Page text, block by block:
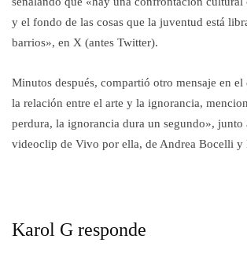
y el fondo de las cosas que la juventud está
barrios», en X (antes Twitter).
Minutos después, compartió otro mensaje en el
la relación entre el arte y la ignorancia,
perdura, la ignorancia dura un segundo», junto
videoclip de Vivo por ella, de Andrea Bocelli y
Karol G responde